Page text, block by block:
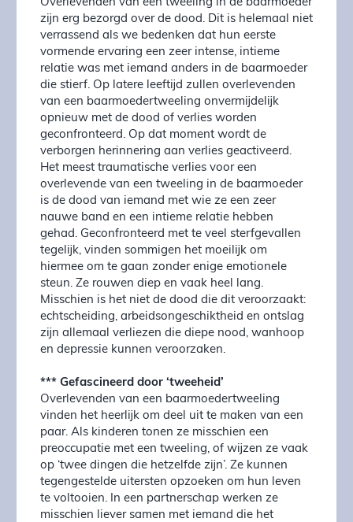
Overlevenden van een tweeling in de baarmoeder
zijn erg bezorgd over de dood. Dit is helemaal niet
verrassend als we bedenken dat hun eerste
vormende ervaring een zeer intense, intieme
relatie was met iemand anders in de baarmoeder
die stierf. Op latere leeftijd zullen overlevenden
van een baarmoedertweeling onvermijdelijk
opnieuw met de dood of verlies worden
geconfronteerd. Op dat moment wordt de
verborgen herinnering aan verlies geactiveerd.
Het meest traumatische verlies voor een
overlevende van een tweeling in de baarmoeder
is de dood van iemand met wie ze een zeer
nauwe band en een intieme relatie hebben
gehad. Geconfronteerd met te veel sterfgevallen
tegelijk, vinden sommigen het moeilijk om
hiermee om te gaan zonder enige emotionele
steun. Ze rouwen diep en vaak heel lang.
Misschien is het niet de dood die dit veroorzaakt:
echtscheiding, arbeidsongeschiktheid en ontslag
zijn allemaal verliezen die diepe nood, wanhoop
en depressie kunnen veroorzaken.
*** Gefascineerd door ‘tweeheid’
Overlevenden van een baarmoedertweeling
vinden het heerlijk om deel uit te maken van een
paar. Als kinderen tonen ze misschien een
preoccupatie met een tweeling, of wijzen ze vaak
op ‘twee dingen die hetzelfde zijn’. Ze kunnen
tegengestelde uitersten opzoeken om hun leven
te voltooien. In een partnerschap werken ze
misschien liever samen met iemand die het